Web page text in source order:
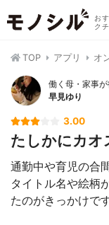
お
ク
TOP アプリ オ
働く母・家事
早見ゆり
3.00
たしかにカオ
通勤中や育児の合
タイトル名や絵柄
たのがきっかけです